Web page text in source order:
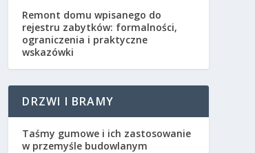
Remont domu wpisanego do
rejestru zabytków: formalności,
ograniczenia i praktyczne
wskazówki
DRZWI I BRAMY
Taśmy gumowe i ich zastosowanie
w przemyśle budowlanym